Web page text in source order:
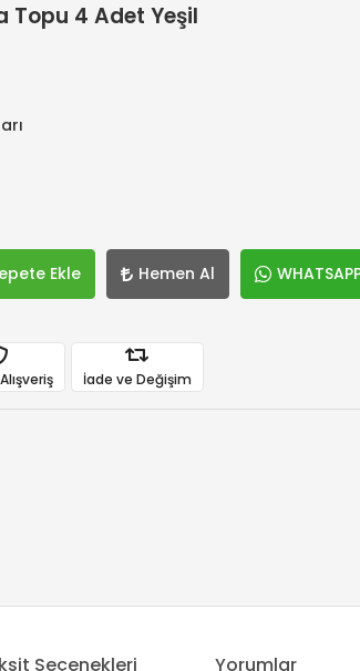
Topu 4 Adet Yeşil
Ekle Hemen Al
İade ve Değişim
Seçenekleri Yorumlar